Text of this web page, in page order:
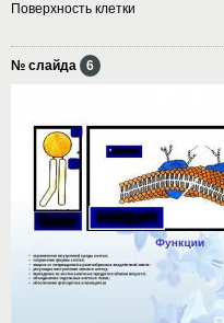
Поверхность клетки
№ слайда 6